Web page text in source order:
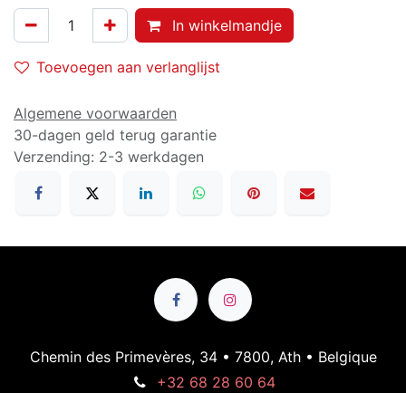
In winkelmandje
Toevoegen aan verlanglijst
Algemene voorwaarden
30-dagen geld terug garantie
Verzending: 2-3 werkdagen
Chemin des Primevères, 34 • 7800, Ath • Belgique
+32 68 28 60 64